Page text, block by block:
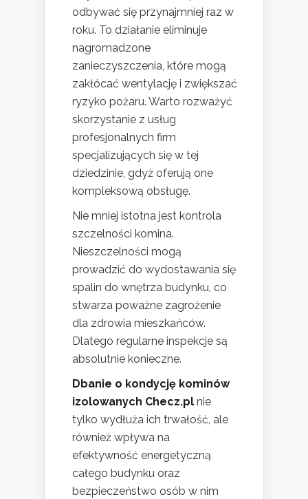
odbywać się przynajmniej raz w
roku. To działanie eliminuje
nagromadzone
zanieczyszczenia, które mogą
zakłócać wentylację i zwiększać
ryzyko pożaru. Warto rozważyć
skorzystanie z usług
profesjonalnych firm
specjalizujących się w tej
dziedzinie, gdyż oferują one
kompleksową obsługę.
Nie mniej istotna jest kontrola
szczelności komina.
Nieszczelności mogą
prowadzić do wydostawania się
spalin do wnętrza budynku, co
stwarza poważne zagrożenie
dla zdrowia mieszkańców.
Dlatego regularne inspekcje są
absolutnie konieczne.
Dbanie o kondycję kominów
izolowanych Checz.pl nie
tylko wydłuża ich trwałość, ale
również wpływa na
efektywność energetyczną
całego budynku oraz
bezpieczeństwo osób w nim